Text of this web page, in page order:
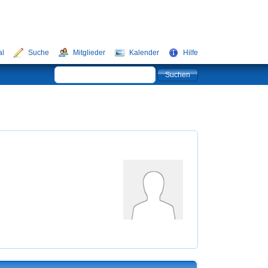
Suche Mitglieder Kalender Hilfe